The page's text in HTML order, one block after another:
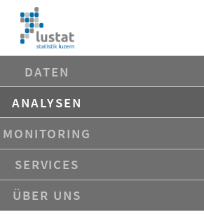
DATEN
ANALYSEN
MONITORING
SERVICES
ÜBER UNS